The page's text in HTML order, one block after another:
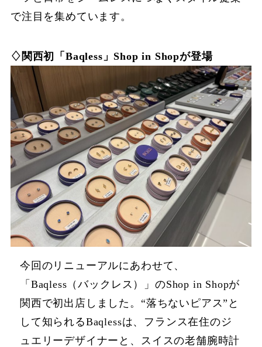
で注目を集めています。
♢関西初「Baqless」Shop in Shopが登場
今回のリニューアルにあわせて、
「Baqless（バックレス）」のShop in Shopが
関西で初出店しました。“落ちないピアス”と
して知られるBaqlessは、フランス在住のジ
ュエリーデザイナーと、スイスの老舗腕時計